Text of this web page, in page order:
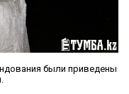
были приведены